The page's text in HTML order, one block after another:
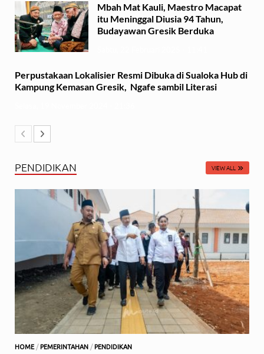
Mbah Mat Kauli, Maestro Macapat
itu Meninggal Diusia 94 Tahun,
Budayawan Gresik Berduka
Perpustakaan Lokalisier Resmi Dibuka di Sualoka Hub di
Kampung Kemasan Gresik, Ngafe sambil Literasi
PENDIDIKAN VIEW ALL
HOME/ PEMERINTAHAN / PENDIDIKAN